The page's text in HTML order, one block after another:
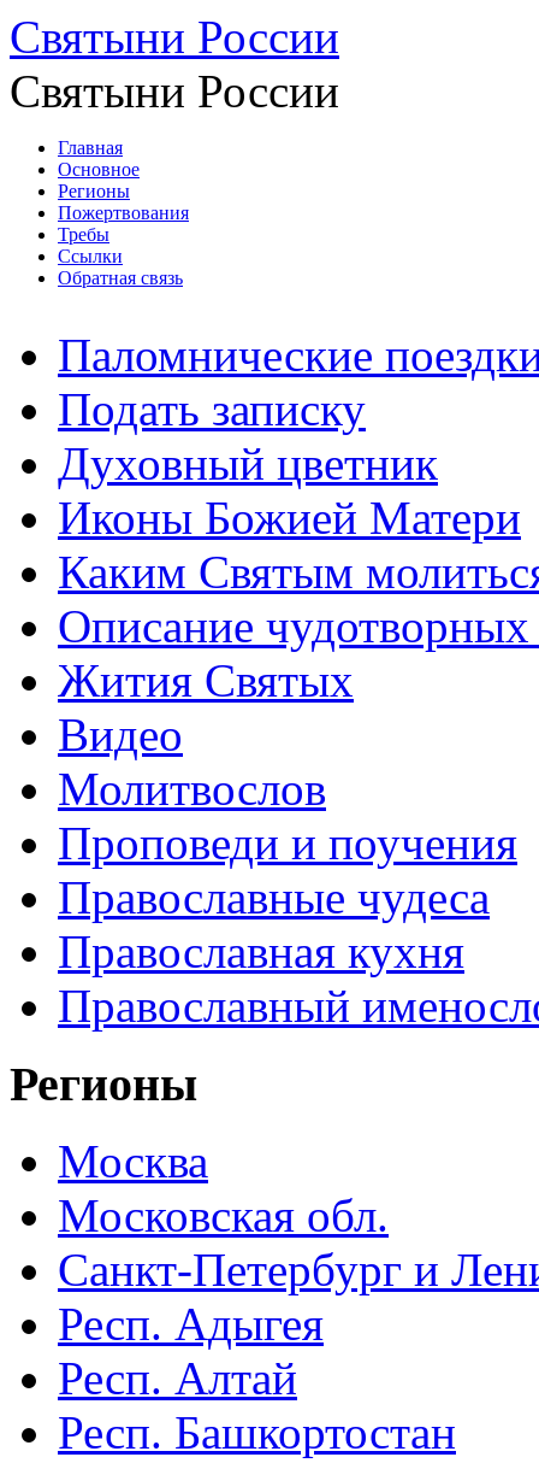
Святыни России
Святыни России
Главная
Основное
Регионы
Пожертвования
Требы
Ссылки
Обратная связь
Паломнические
Подать записку
Духовный цветник
Иконы Божией Матери
Каким Святым
Описание
Жития Святых
Видео
Молитвослов
Проповеди и поучения
Православные чудеса
Православная кухня
Православный
Регионы
Москва
Московская обл.
Санкт-Петербург и
Респ. Адыгея
Респ. Алтай
Респ. Башкортостан